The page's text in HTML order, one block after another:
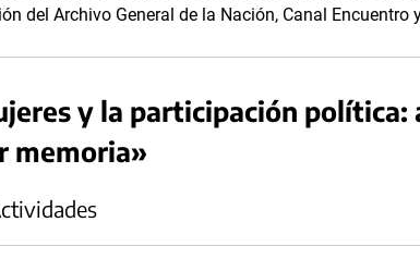
del Archivo General de la Nación, Canal Encuentro
y la participación política:
memoria»